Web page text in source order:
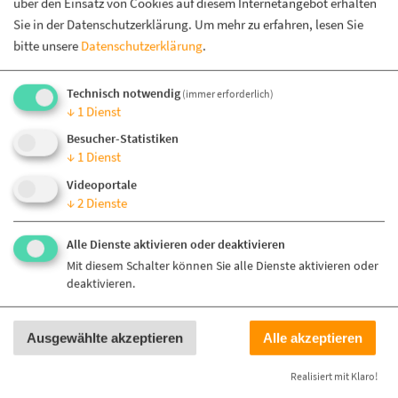
Wir geben dir (dein) Recht
Wir über uns
Spenden und Förderung
Stellenangebote
Kontakt
Ansprechpersonen
Presse
Aus eigener Produktion
Robert-Bosch-Straße 25
72810 Gomaringen
Fax : 07072 6001-180
info@freundeskreismensch.de
Social Media
Facebook und Instagram
Aktuelle Neuigkeiten über den Freundeskreis Mensch
finden Sie unter
und
Sie in der Datenschutzerklärung. Um mehr zu erfahren, lesen Sie
bitte unsere Datenschutzerklärung.
Technisch notwendig (immer erforderlich)
↓ 1 Dienst
Besucher-Statistiken
↓ 1 Dienst
Videoportale
↓2 Dienste
Alle Dienste aktivieren oder deaktivieren
Mit diesem Schalter können Sie alle Dienste aktivieren oder
deaktivieren.
Ausgewählte akzeptieren Alle akzeptieren
Realisiert mit Klaro!